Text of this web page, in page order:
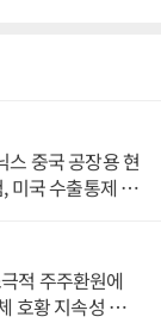
중국 공장용 현
미국 수출통제 대
적 주주환원에
호황 지속성 의